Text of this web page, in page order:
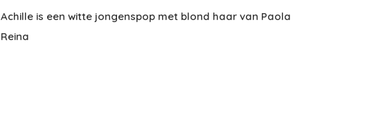
Achille is een witte jongenspop met blond haar van Paola
Reina